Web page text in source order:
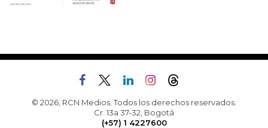
© 2026, RCN Medios. Todos los derechos reservados.
Cr. 13a 37-32, Bogotá
(+57) 1 4227600